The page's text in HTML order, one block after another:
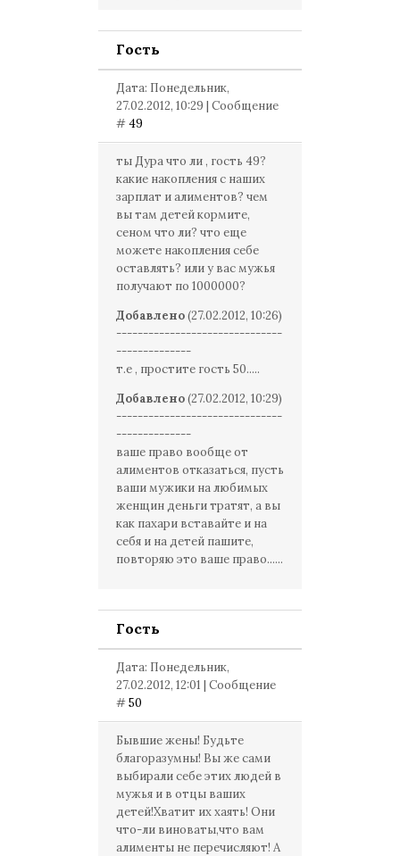
Гость
Дата: Понедельник,
27.02.2012, 10:29 | Сообщение
#49
ты Дура что ли , гость 49?
какие накопления с наших
зарплат и алиментов? чем
вы там детей кормите,
сеном что ли? что еще
можете накопления себе
оставлять? или у вас мужья
получают по 1000000?
Добавлено(27.02.2012, 10:26)
-------------------------------
--------------
т.е , простите гость 50.....
Добавлено(27.02.2012, 10:29)
-------------------------------
--------------
ваше право вообще от
алиментов отказаться, пусть
ваши мужики на любимых
женщин деньги тратят, а вы
как пахари вставайте и на
себя и на детей пашите,
повторяю это ваше право......
Гость
Дата: Понедельник,
27.02.2012, 12:01 | Сообщение
#50
Бывшие жены! Будьте
благоразумны! Вы же сами
выбирали себе этих людей в
мужья и в отцы ваших
детей!Хватит их хаять! Они
что-ли виноваты,что вам
алименты не перечисляют! А